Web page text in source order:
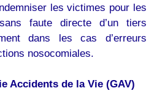
les victimes pour les
faute directe d’un tiers
dans les cas d’erreurs
nosocomiales.
Accidents de la Vie (GAV)